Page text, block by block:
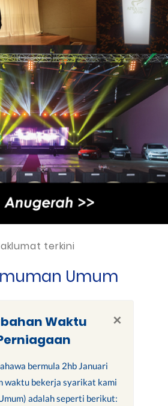
terkini
Umum
×
Waktu
bermula 2hb Januari
waktu bekerja syarikat kami
adalah seperti berikut: